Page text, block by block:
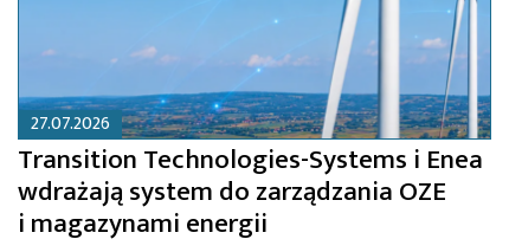
27.07.2026
Transition Technologies-Systems i Enea
wdrażają system do zarządzania OZE
i magazynami energii